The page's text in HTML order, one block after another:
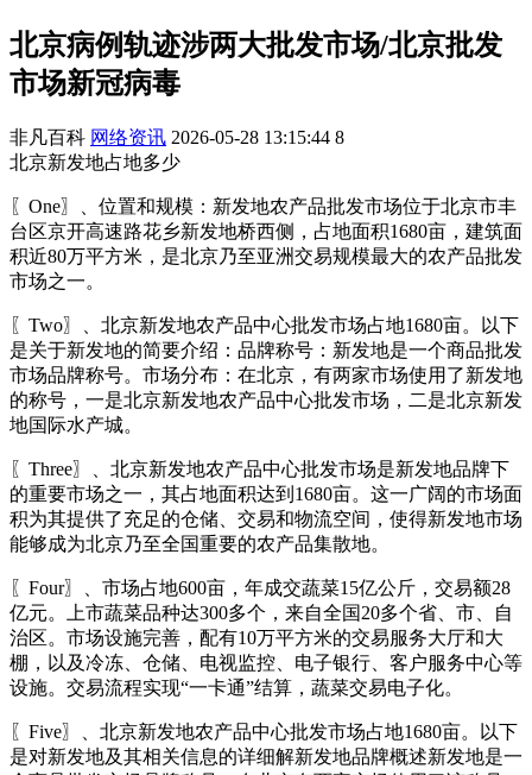
北京病例轨迹涉两大批发市场/北京批发
市场新冠病毒
非凡百科 网络资讯 2026-05-28 13:15:44 8
北京新发地占地多少
〖One〗、位置和规模：新发地农产品批发市场位于北京市丰
台区京开高速路花乡新发地桥西侧，占地面积1680亩，建筑面
积近80万平方米，是北京乃至亚洲交易规模最大的农产品批发
市场之一。
〖Two〗、北京新发地农产品中心批发市场占地1680亩。以下
是关于新发地的简要介绍：品牌称号：新发地是一个商品批发
市场品牌称号。市场分布：在北京，有两家市场使用了新发地
的称号，一是北京新发地农产品中心批发市场，二是北京新发
地国际水产城。
〖Three〗、北京新发地农产品中心批发市场是新发地品牌下
的重要市场之一，其占地面积达到1680亩。这一广阔的市场面
积为其提供了充足的仓储、交易和物流空间，使得新发地市场
能够成为北京乃至全国重要的农产品集散地。
〖Four〗、市场占地600亩，年成交蔬菜15亿公斤，交易额28
亿元。上市蔬菜品种达300多个，来自全国20多个省、市、自
治区。市场设施完善，配有10万平方米的交易服务大厅和大
棚，以及冷冻、仓储、电视监控、电子银行、客户服务中心等
设施。交易流程实现“一卡通”结算，蔬菜交易电子化。
〖Five〗、北京新发地农产品中心批发市场占地1680亩。以下
是对新发地及其相关信息的详细解新发地品牌概述新发地是一